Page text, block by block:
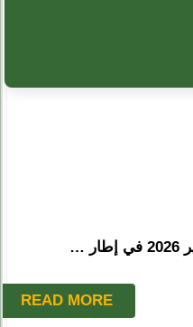
READ MORE